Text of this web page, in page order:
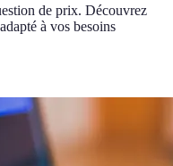
de prix. Découvrez
à vos besoins